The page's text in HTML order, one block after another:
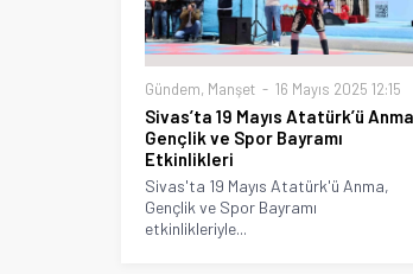
Gündem, Manşet 16 Mayıs 2025 12:15
Sivas’ta 19 Mayıs Atatürk’ü
Gençlik ve Spor Bayramı
Etkinlikleri
Sivas'ta 19 Mayıs Atatürk'ü Anma,
Gençlik ve Spor Bayramı
etkinlikleriyle...